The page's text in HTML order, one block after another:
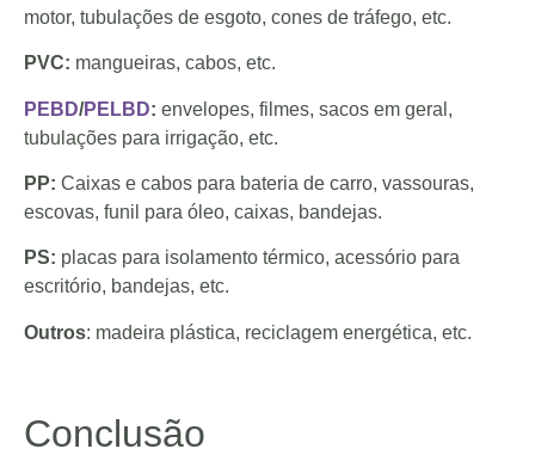
motor, tubulações de esgoto, cones de tráfego, etc.
PVC: mangueiras, cabos, etc.
PEBD/PELBD: envelopes, filmes, sacos em geral,
tubulações para irrigação, etc.
PP: Caixas e cabos para bateria de carro, vassouras,
escovas, funil para óleo, caixas, bandejas.
PS: placas para isolamento térmico, acessório para
escritório, bandejas, etc.
Outros: madeira plástica, reciclagem energética, etc.
Conclusão